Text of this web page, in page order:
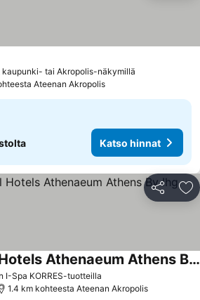
kaupunki- tai Akropolis-näkymillä
Ateenan Akropolis
Katso hinnat
Jaa
I-Spa KORRES-tuotteilla
Intercontinental Hotels Athenaeum Athens By Ihg
1.4 km kohteesta Ateenan Akropolis